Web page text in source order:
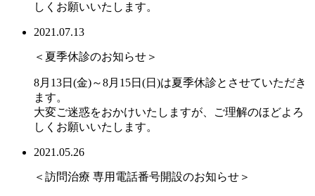
しくお願いいたします。
2021.07.13
＜夏季休診のお知らせ＞
8月13日(金)～8月15日(日)は夏季休診とさせていただき
ます。
大変ご迷惑をおかけいたしますが、ご理解のほどよろ
しくお願いいたします。
2021.05.26
＜訪問治療 専用電話番号開設のお知らせ＞